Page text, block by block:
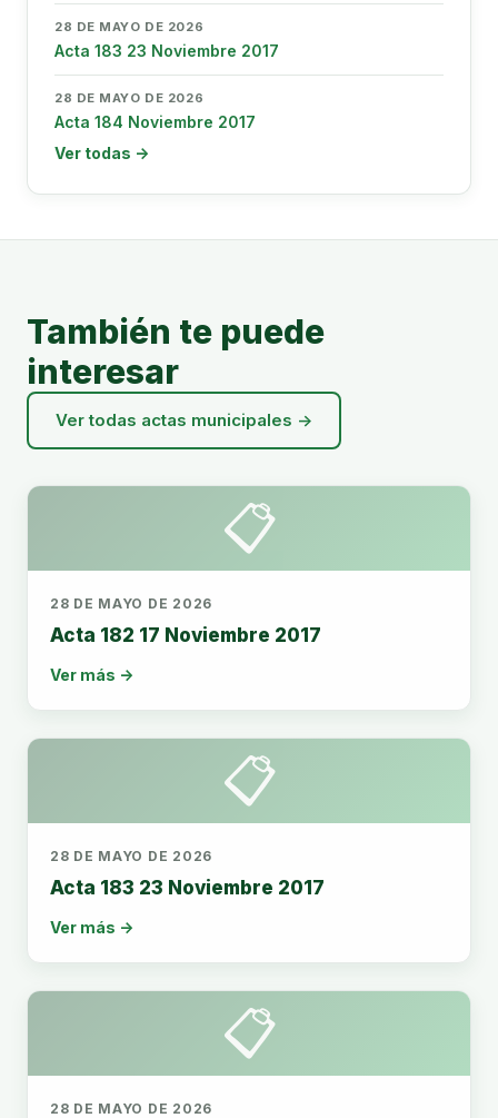
28 DE MAYO DE 2026
Acta 183 23 Noviembre 2017
28 DE MAYO DE 2026
Acta 184 Noviembre 2017
Ver todas →
También te puede
interesar
Ver todas actas municipales →
📋
28 DE MAYO DE 2026
Acta 182 17 Noviembre 2017
Ver más →
📋
28 DE MAYO DE 2026
Acta 183 23 Noviembre 2017
Ver más →
📋
28 DE MAYO DE 2026